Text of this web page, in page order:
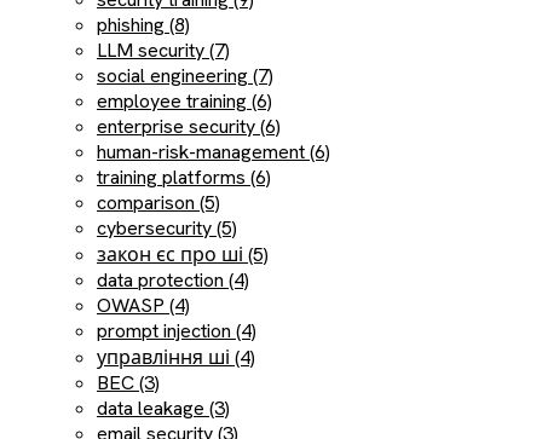
phishing (8)
LLM security (7)
social engineering (7)
employee training (6)
enterprise security (6)
human-risk-management (6)
training platforms (6)
comparison (5)
cybersecurity (5)
закон єс про ші (5)
data protection (4)
OWASP (4)
prompt injection (4)
управління ші (4)
BEC (3)
data leakage (3)
email security (3)